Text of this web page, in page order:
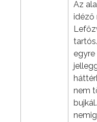
Az
idéző
egyre
nem